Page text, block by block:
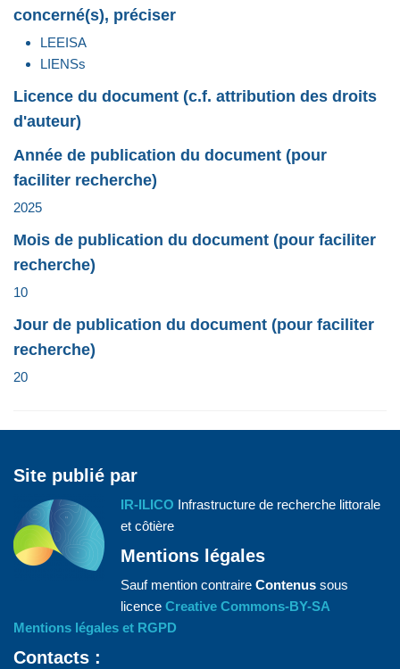
concerné(s), préciser
LEEISA
LIENSs
Licence du document (c.f. attribution des droits
d'auteur)
Année de publication du document (pour
faciliter recherche)
2025
Mois de publication du document (pour faciliter
recherche)
10
Jour de publication du document (pour faciliter
recherche)
20
Site publié par
IR-ILICO Infrastructure de recherche littorale
et côtière
Mentions légales
Sauf mention contraire Contenus sous
licence Creative Commons-BY-SA
Mentions légales et RGPD
Contacts :